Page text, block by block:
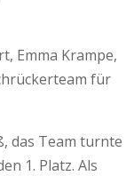
Emma Krampe,
für
das Team turnte
1. Platz. Als